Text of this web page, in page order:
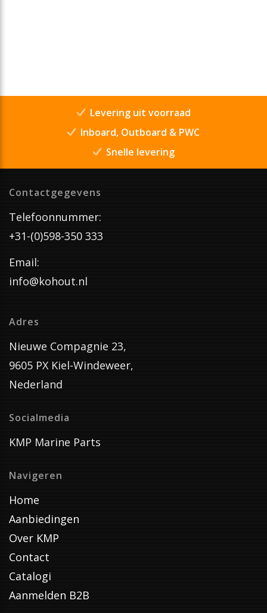
Levering uit voorraad
Inboard, Outboard & PWC
Snelle levering
Contactgegevens
Telefoonnummer:
+31-(0)598-350 333
Email:
info@kohout.nl
Adres
Nieuwe Compagnie 23,
9605 PX Kiel-Windeweer,
Nederland
Socialmedia
KMP Marine Parts
Navigeren
Home
Aanbiedingen
Over KMP
Contact
Catalogi
Aanmelden B2B